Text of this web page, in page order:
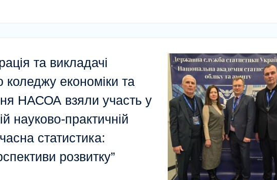
та викладачі
коледжу економіки та
НАСОА взяли участь у
науково-практичній
статистика:
розвитку”